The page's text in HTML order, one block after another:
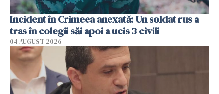
Incident în Crimeea anexată: Un soldat rus a
tras în colegii săi apoi a ucis 3 civili
04 AUGUST 2026